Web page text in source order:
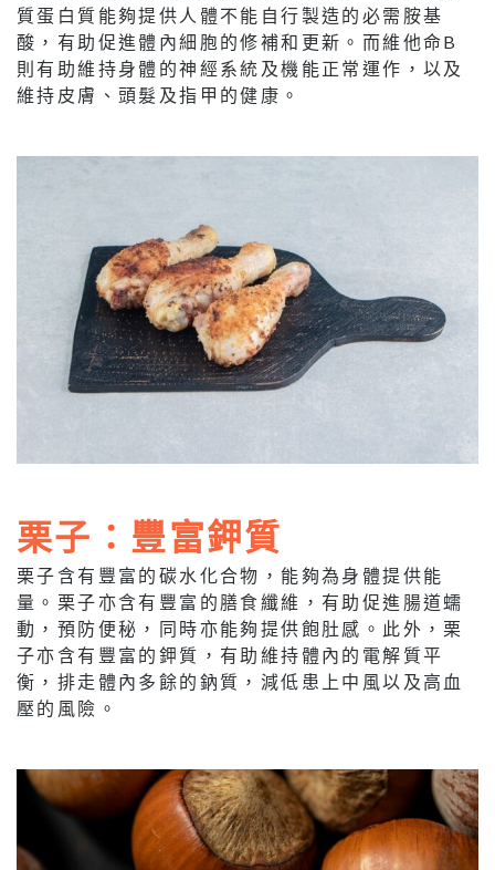
質蛋白質能夠提供人體不能自行製造的必需胺基
酸，有助促進體內細胞的修補和更新。而維他命B
則有助維持身體的神經系統及機能正常運作，以及
維持皮膚、頭髮及指甲的健康。
栗子：豐富鉀質
栗子含有豐富的碳水化合物，能夠為身體提供能
量。栗子亦含有豐富的膳食纖維，有助促進腸道蠕
動，預防便秘，同時亦能夠提供飽肚感。此外，栗
子亦含有豐富的鉀質，有助維持體內的電解質平
衡，排走體內多餘的鈉質，減低患上中風以及高血
壓的風險。